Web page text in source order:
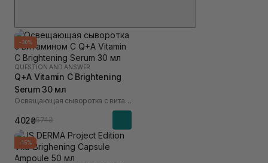
-30%
QUESTION AND ANSWER
Q+A Vitamin C Brightening
Serum 30 мл
Освещающая сыворотка с витамином C
402₴574₴
-15%